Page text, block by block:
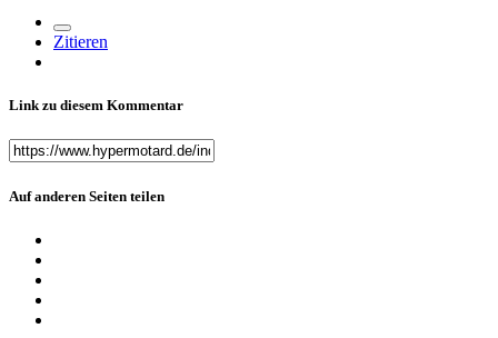
Zitieren
Link zu diesem Kommentar
Auf anderen Seiten teilen